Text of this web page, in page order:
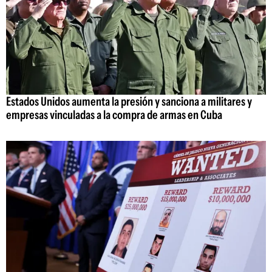
Estados Unidos aumenta la presión y sanciona a militares y
empresas vinculadas a la compra de armas en Cuba